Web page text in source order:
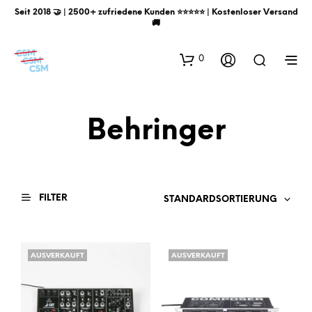
Seit 2018 🤝 | 2500+ zufriedene Kunden ⭐️⭐️⭐️⭐️⭐️ | Kostenloser Versand
🚚
0
Behringer
FILTER STANDARDSORTIERUNG
AUSVERKAUFT AUSVERKAUFT